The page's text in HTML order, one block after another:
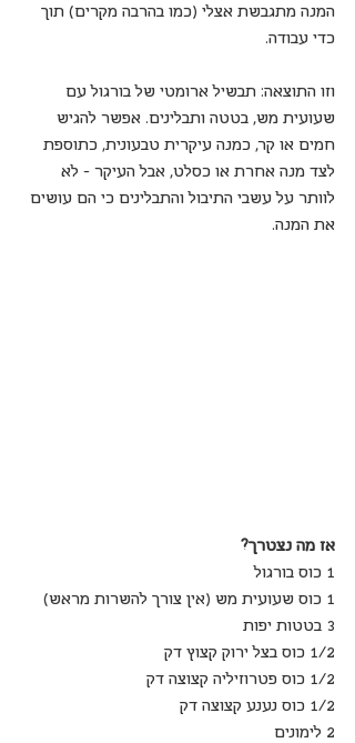
המנה מתגבשת אצלי (כמו בהרבה מקרים) תוך
כדי עבודה.
וזו התוצאה: תבשיל ארומטי של בורגול עם
שעועית מש, בטטה ותבלינים. אפשר להגיש
חמים או קר, כמנה עיקרית טבעונית, כתוספת
לצד מנה אחרת או כסלט, אבל העיקר – לא
לוותר על עשבי התיבול והתבלינים כי הם עושים
את המנה.
אז מה נצטרך?
1 כוס בורגול
1 כוס שעועית מש (אין צורך להשרות מראש)
3 בטטות יפות
1/2 כוס בצל ירוק קצוץ דק
1/2 כוס פטרוזיליה קצוצה דק
1/2 כוס נענע קצוצה דק
2 לימונים